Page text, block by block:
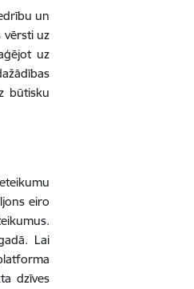
un
vērsti uz
uz
būtisku
eiro
Lai
dzīves